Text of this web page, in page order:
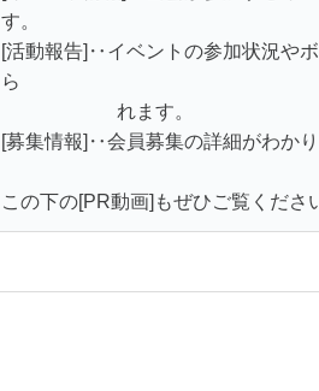
す。
[活動報告]‥イベントの参加状況や
ら
れます。
[募集情報]‥会員募集の詳細がわかり
この下の[PR動画]もぜひご覧くださ